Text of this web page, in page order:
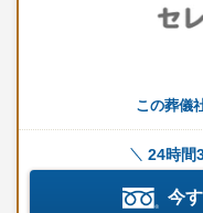
この葬儀
24時間
今